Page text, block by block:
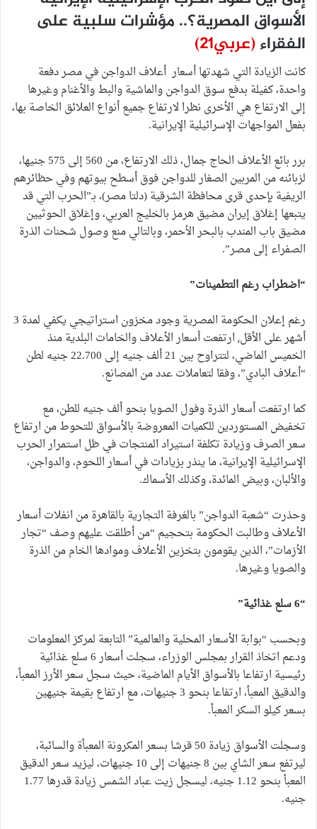
الأسواق المصرية؟.. مؤشرات سلبية على
الفقراء(عربي21)
كانت الزيادة التي شهدتها أسعار أعلاف الدواجن في مصر دفعة
واحدة، كفيلة بدفع سوق الدواجن والماشية والبط والأغنام وغيرها
إلى الارتفاع هي الأخرى نظرا لارتفاع جميع أنواع العلائق الخاصة بها،
بفعل المواجهات الإسرائيلية الإيرانية.
برر بائع الأعلاف الحاج جمال، ذلك الارتفاع، من 560 إلى 575 جنيها،
لزبائنه من المربين الصغار للدواجن فوق أسطح بيوتهم وفي حظائرهم
الريفية بإحدى قرى محافظة الشرقية (دلتا مصر)، بـ”الحرب التي قد
يتبعها إغلاق إيران مضيق هرمز بالخليج العربي، وإغلاق الحوثيين
مضيق باب المندب بالبحر الأحمر، وبالتالي منع وصول شحنات الذرة
الصفراء إلى مصر”.
“اضطراب رغم التطمينات”
رغم إعلان الحكومة المصرية وجود مخزون استراتيجي يكفي لمدة 3
أشهر على الأقل٬ ارتفعت أسعار الأعلاف والخامات البلدية منذ
الخميس الماضي، لتتراوح بين 21 ألف جنيه إلى 22.700 جنيه لطن
“أعلاف البادي”، وفقا لتعاملات عدد من المصانع.
كما ارتفعت أسعار الذرة وفول الصويا بنحو ألف جنيه للطن، مع
تخفيض المستوردين للكميات المعروضة بالأسواق للتحوط من ارتفاع
سعر الصرف وزيادة تكلفة استيراد المنتجات في ظل استمرار الحرب
الإسرائيلية الإيرانية، ما ينذر بزيادات في أسعار اللحوم، والدواجن،
والألبان، وبيض المائدة، وكذلك الأسماك.
وحذرت “شعبة الدواجن” بالغرفة التجارية بالقاهرة من انفلات أسعار
الأعلاف وطالبت الحكومة بتحجيم “من أطلقت عليهم وصف “تجار
الأزمات”، الذين يقومون بتخزين الأعلاف وموادها الخام من الذرة
والصويا وغيرها.
“6 سلع غذائية”
وبحسب “بوابة الأسعار المحلية والعالمية” التابعة لمركز المعلومات
ودعم اتخاذ القرار بمجلس الوزراء، سجلت أسعار 6 سلع غذائية
رئيسية ارتفاعا بالأسواق الأيام الماضية، حيث سجل سعر الأرز المعبأ،
والدقيق المعبأ، ارتفاعا بنحو 3 جنيهات، مع ارتفاع بقيمة جنيهين
بسعر كيلو السكر المعبأ.
وسجلت الأسواق زيادة 50 قرشا بسعر المكرونة المعبأة والسائبة،
ليرتفع سعر الشاي بين 8 جنيهات إلى 10 جنيهات، ليزيد سعر الدقيق
المعبأ بنحو 1.12 جنيه، ليسجل زيت عباد الشمس زيادة قدرها 1.77
جنيه.